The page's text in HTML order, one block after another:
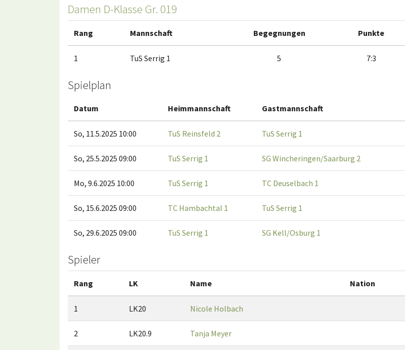
Damen D-Klasse Gr. 019
Rang Mannschaft Begegnungen Punkte
1 TuS Serrig 1 5 7:3
Spielplan
Datum Heimmannschaft Gastmannschaft
So, 11.5.2025 10:00 TuS Reinsfeld 2 TuS Serrig 1
So, 25.5.2025 09:00 TuS Serrig 1 SG Wincheringen/Saarburg 2
Mo, 9.6.2025 10:00 TuS Serrig 1 TC Deuselbach 1
So, 15.6.2025 09:00 TC Hambachtal 1 TuS Serrig 1
So, 29.6.2025 09:00 TuS Serrig 1 SG Kell/Osburg 1
Spieler
Rang LK Name Nation
1 LK20 Nicole Holbach
2 LK20.9 Tanja Meyer